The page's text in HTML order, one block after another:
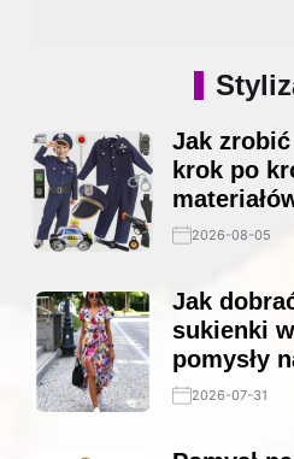
Jak
krok po
2026-08-05
Jak
sukienki
pomysły
2026-07-31